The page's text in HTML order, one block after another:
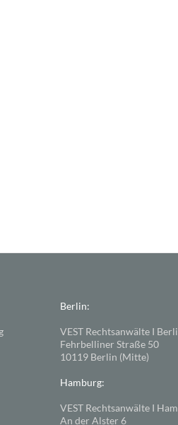
Berlin:
VEST Rechtsanwälte I
Fehrbelliner Straße 50
10119 Berlin (Mitte)
Hamburg:
VEST Rechtsanwälte I
An der Alster 6